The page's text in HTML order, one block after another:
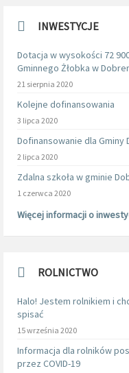
INWESTYCJE
Dotacja w wysokości 72
Gminnego Żłobka w
21 sierpnia 2020
Kolejne dofinansowania
3 lipca 2020
Dofinansowanie dla Gminy
2 lipca 2020
Zdalna szkoła w gminie
1 czerwca 2020
Więcej informacji o
ROLNICTWO
Halo! Jestem rolnikiem i
spisać
15 września 2020
Informacja dla rolników
przez COVID-19